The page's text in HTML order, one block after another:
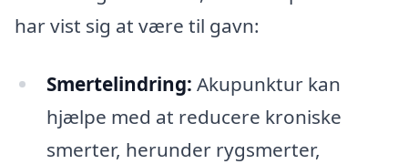
har vist sig at være til gavn:
Smertelindring: Akupunktur kan
hjælpe med at reducere kroniske
smerter, herunder rygsmerter,